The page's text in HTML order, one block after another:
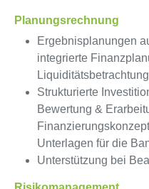
Planungsrechnung
Ergebnisplanungen
integrierte
Strukturierte
Bewertung &
Unterlagen für die
Unterstützung bei